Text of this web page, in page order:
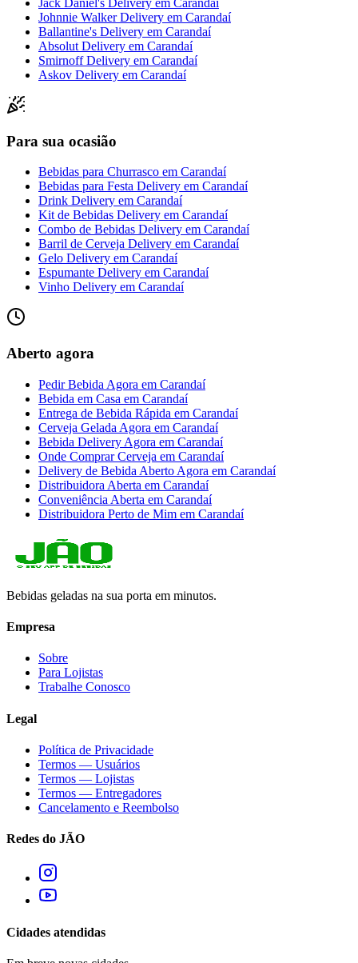
Jack Daniel's Delivery em Carandaí
Johnnie Walker Delivery em Carandaí
Ballantine's Delivery em Carandaí
Absolut Delivery em Carandaí
Smirnoff Delivery em Carandaí
Askov Delivery em Carandaí
Para sua ocasião
Bebidas para Churrasco em Carandaí
Bebidas para Festa Delivery em Carandaí
Drink Delivery em Carandaí
Kit de Bebidas Delivery em Carandaí
Combo de Bebidas Delivery em Carandaí
Barril de Cerveja Delivery em Carandaí
Gelo Delivery em Carandaí
Espumante Delivery em Carandaí
Vinho Delivery em Carandaí
Aberto agora
Pedir Bebida Agora em Carandaí
Bebida em Casa em Carandaí
Entrega de Bebida Rápida em Carandaí
Cerveja Gelada Agora em Carandaí
Bebida Delivery Agora em Carandaí
Onde Comprar Cerveja em Carandaí
Delivery de Bebida Aberto Agora em Carandaí
Distribuidora Aberta em Carandaí
Conveniência Aberta em Carandaí
Distribuidora Perto de Mim em Carandaí
Bebidas geladas na sua porta em minutos.
Empresa
Sobre
Para Lojistas
Trabalhe Conosco
Legal
Política de Privacidade
Termos — Usuários
Termos — Lojistas
Termos — Entregadores
Cancelamento e Reembolso
Redes do JÃO
Cidades atendidas